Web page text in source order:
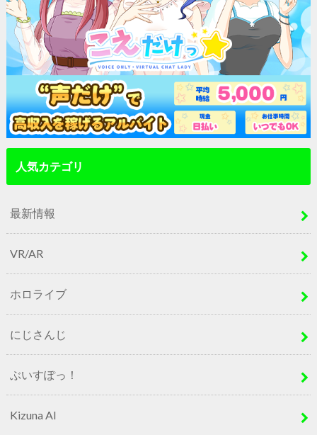
人気カテゴリ
最新情報
VR/AR
ホロライブ
にじさんじ
ぶいすぽっ！
Kizuna AI